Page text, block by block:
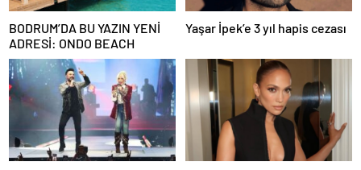
BODRUM’DA BU YAZIN YENİ
ADRESİ: ONDO BEACH
Yaşar İpek’e 3 yıl hapis cezası